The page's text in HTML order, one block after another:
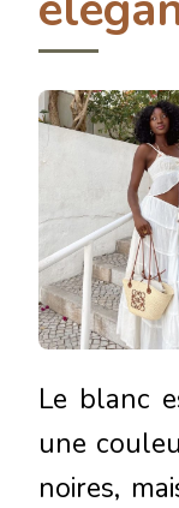
Le blanc
une
noires,